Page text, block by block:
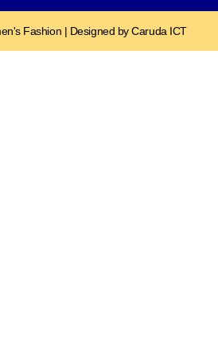
Fashion | Designed by Caruda ICT